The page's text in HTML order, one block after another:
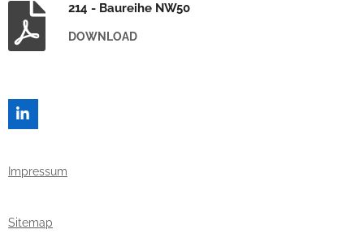
214 - Baureihe NW50
DOWNLOAD
L
I
E
Impressum
Sitemap